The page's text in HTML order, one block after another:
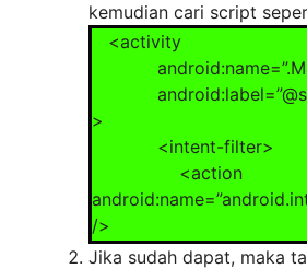
a”,null).setContent(i);
th.addTab(ts);
i = new
Ketiga.class);
a”,null).setContent(i);
kemudian cari script
<activity
>
<intent-filter>
<action
/>
<category
Jika sudah dapat, maka